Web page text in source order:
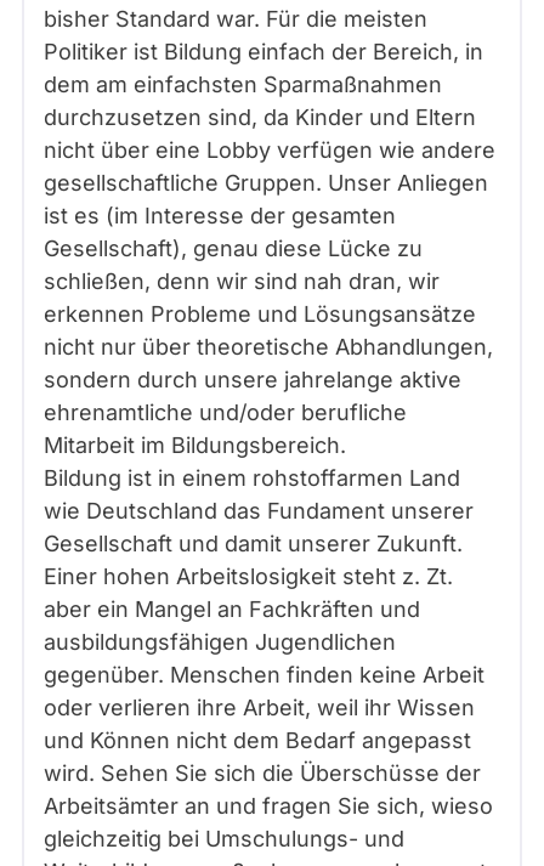
bisher Standard war. Für die meisten
Politiker ist Bildung einfach der Bereich, in
dem am einfachsten Sparmaßnahmen
durchzusetzen sind, da Kinder und Eltern
nicht über eine Lobby verfügen wie andere
gesellschaftliche Gruppen. Unser Anliegen
ist es (im Interesse der gesamten
Gesellschaft), genau diese Lücke zu
schließen, denn wir sind nah dran, wir
erkennen Probleme und Lösungsansätze
nicht nur über theoretische Abhandlungen,
sondern durch unsere jahrelange aktive
ehrenamtliche und/oder berufliche
Mitarbeit im Bildungsbereich.
Bildung ist in einem rohstoffarmen Land
wie Deutschland das Fundament unserer
Gesellschaft und damit unserer Zukunft.
Einer hohen Arbeitslosigkeit steht z. Zt.
aber ein Mangel an Fachkräften und
ausbildungsfähigen Jugendlichen
gegenüber. Menschen finden keine Arbeit
oder verlieren ihre Arbeit, weil ihr Wissen
und Können nicht dem Bedarf angepasst
wird. Sehen Sie sich die Überschüsse der
Arbeitsämter an und fragen Sie sich, wieso
gleichzeitig bei Umschulungs- und